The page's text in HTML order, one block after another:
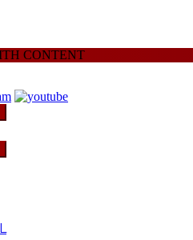
CONTENT